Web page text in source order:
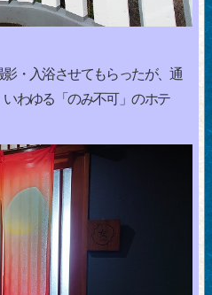
・入浴させてもらったが、通
わゆる「のみ不可」のホテ